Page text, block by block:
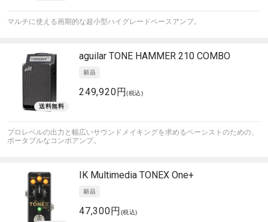
マルチに使える画期的な超小型ハイグレードベースアンプ。
aguilar TONE HAMMER 210 COMBO
249,920円(税込)
プロレベルの出力と幅広いサウンドメイキングを求めるベーシストのための、
ポータブルなコンボアンプ。
IK Multimedia TONEX One+
47,300円 (税込)